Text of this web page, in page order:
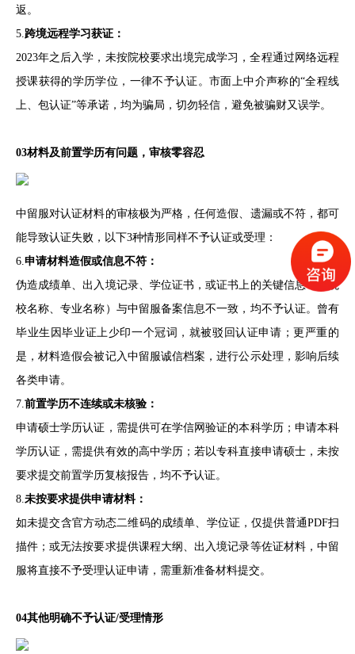
返。
5.跨境远程学习获证：
2023年之后入学，未按院校要求出境完成学习，全程通过网络远程
授课获得的学历学位，一律不予认证。市面上中介声称的“全程线
上、包认证”等承诺，均为骗局，切勿轻信，避免被骗财又误学。
03材料及前置学历有问题，审核零容忍
中留服对认证材料的审核极为严格，任何造假、遗漏或不符，都可
能导致认证失败，以下3种情形同样不予认证或受理：
6.申请材料造假或信息不符：
伪造成绩单、出入境记录、学位证书，或证书上的关键信息（如院
校名称、专业名称）与中留服备案信息不一致，均不予认证。曾有
毕业生因毕业证上少印一个冠词，就被驳回认证申请；更严重的
是，材料造假会被记入中留服诚信档案，进行公示处理，影响后续
各类申请。
7.前置学历不连续或未核验：
申请硕士学历认证，需提供可在学信网验证的本科学历；申请本科
学历认证，需提供有效的高中学历；若以专科直接申请硕士，未按
要求提交前置学历复核报告，均不予认证。
8.未按要求提供申请材料：
如未提交含官方动态二维码的成绩单、学位证，仅提供普通PDF扫
描件；或无法按要求提供课程大纲、出入境记录等佐证材料，中留
服将直接不予受理认证申请，需重新准备材料提交。
04其他明确不予认证/受理情形